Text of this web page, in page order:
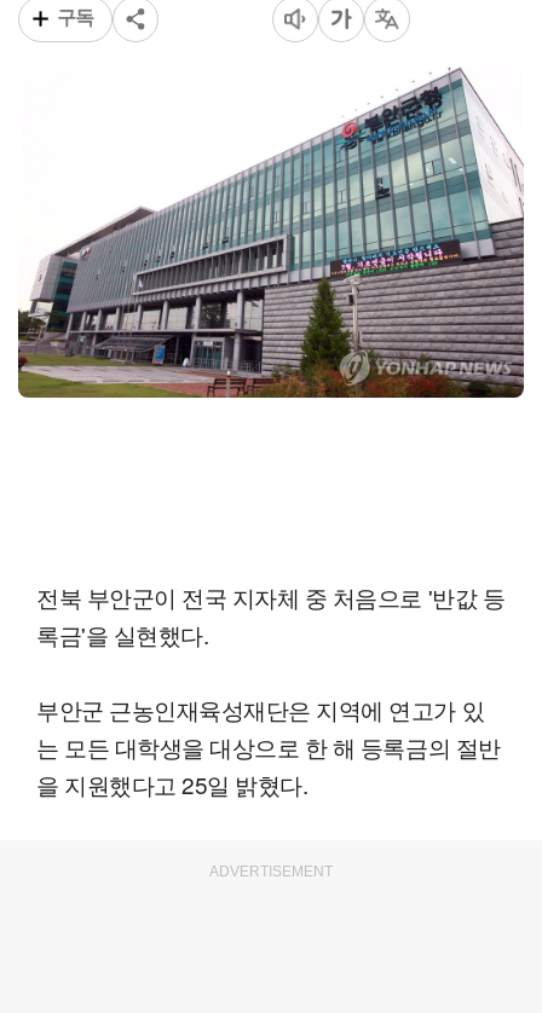
구독
전북 부안군이 전국 지자체 중 처음으로 '반값 등
록금'을 실현했다.
부안군 근농인재육성재단은 지역에 연고가 있
는 모든 대학생을 대상으로 한 해 등록금의 절반
을 지원했다고 25일 밝혔다.
ADVERTISEMENT